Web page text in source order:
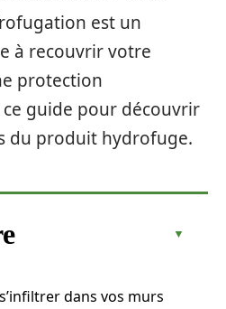
est un
à recouvrir votre
protection
guide pour découvrir
du produit hydrofuge.
dans vos murs